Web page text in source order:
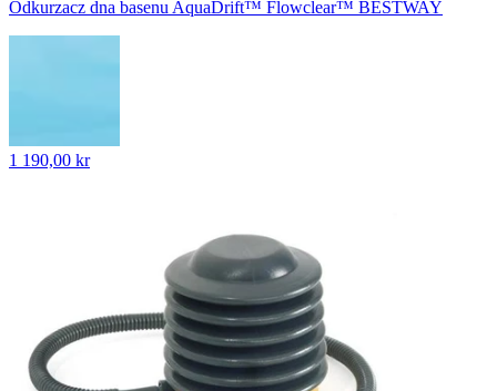
Odkurzacz dna basenu AquaDrift™ Flowclear™ BESTWAY
1 190,00 kr